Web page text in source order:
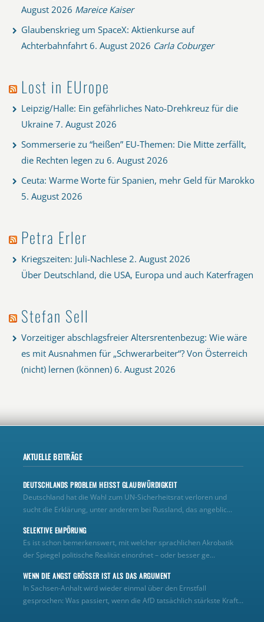
August 2026 Mareice Kaiser
Glaubenskrieg um SpaceX: Aktienkurse auf
Achterbahnfahrt 6. August 2026 Carla Coburger
Lost in EUrope
Leipzig/Halle: Ein gefährliches Nato-Drehkreuz für die
Ukraine 7. August 2026
Sommerserie zu “heißen” EU-Themen: Die Mitte zerfällt,
die Rechten legen zu 6. August 2026
Ceuta: Warme Worte für Spanien, mehr Geld für Marokko
5. August 2026
Petra Erler
Kriegszeiten: Juli-Nachlese 2. August 2026
Über Deutschland, die USA, Europa und auch Katerfragen
Stefan Sell
Vorzeitiger abschlagsfreier Altersrentenbezug: Wie wäre
es mit Ausnahmen für „Schwerarbeiter“? Von Österreich
(nicht) lernen (können) 6. August 2026
AKTUELLE BEITRÄGE
DEUTSCHLANDS PROBLEM HEISST GLAUBWÜRDIGKEIT
Deutschland hat die Wahl zum UN‑Sicherheitsrat verloren und
sucht die Erklärung, unter anderem bei Russland, das angeblic...
SELEKTIVE EMPÖRUNG
Es ist schon bemerkenswert, mit welcher sprachlichen Akrobatik
der Spiegel politische Realität einordnet – oder besser ge...
WENN DIE ANGST GRÖSSER IST ALS DAS ARGUMENT
In Sachsen-Anhalt wird wieder einmal über den Ernstfall
gesprochen: Was passiert, wenn die AfD tatsächlich stärkste Kraft...